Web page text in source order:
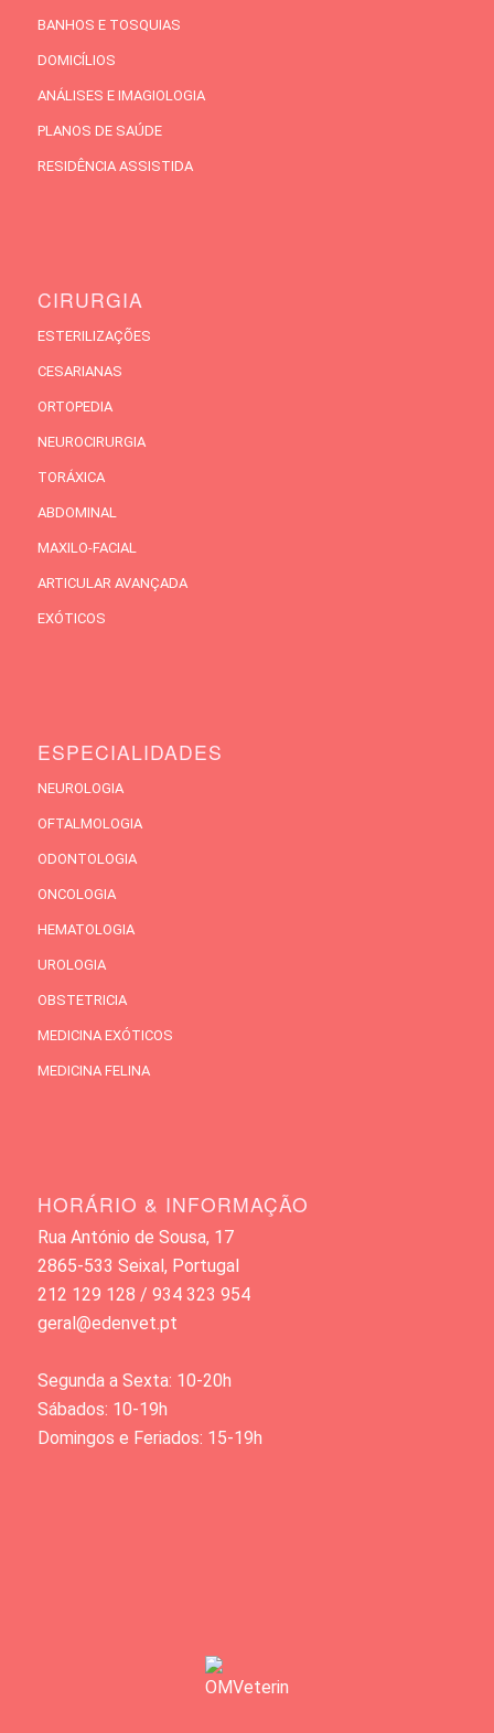
BANHOS E TOSQUIAS
DOMICÍLIOS
ANÁLISES E IMAGIOLOGIA
PLANOS DE SAÚDE
RESIDÊNCIA ASSISTIDA
CIRURGIA
ESTERILIZAÇÕES
CESARIANAS
ORTOPEDIA
NEUROCIRURGIA
TORÁXICA
ABDOMINAL
MAXILO-FACIAL
ARTICULAR AVANÇADA
EXÓTICOS
ESPECIALIDADES
NEUROLOGIA
OFTALMOLOGIA
ODONTOLOGIA
ONCOLOGIA
HEMATOLOGIA
UROLOGIA
OBSTETRICIA
MEDICINA EXÓTICOS
MEDICINA FELINA
HORÁRIO & INFORMAÇÃO
Rua António de Sousa, 17
2865-533 Seixal, Portugal
212 129 128 / 934 323 954
geral@edenvet.pt
Segunda a Sexta: 10-20h
Sábados: 10-19h
Domingos e Feriados: 15-19h